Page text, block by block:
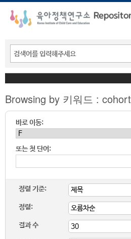
Browsing by 키워드 : cohort
바로 이동:
또는 첫 단어:
정렬 기준:
정렬:
결과 수